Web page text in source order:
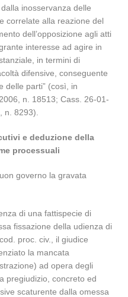
inosservanza delle
correlate alla reazione del
dell’opposizione agli atti
interesse ad agire in
in termini di
difensive, conseguente
delle parti” (così, in
n. 18513; Cass. 26-01-
n. 8293).
e deduzione della
processuali
governo la gravata
di una fattispecie di
fissazione della udienza di
proc. civ., il giudice
la mancata
ad opera degli
pregiudizio, concreto ed
scaturente dalla omessa